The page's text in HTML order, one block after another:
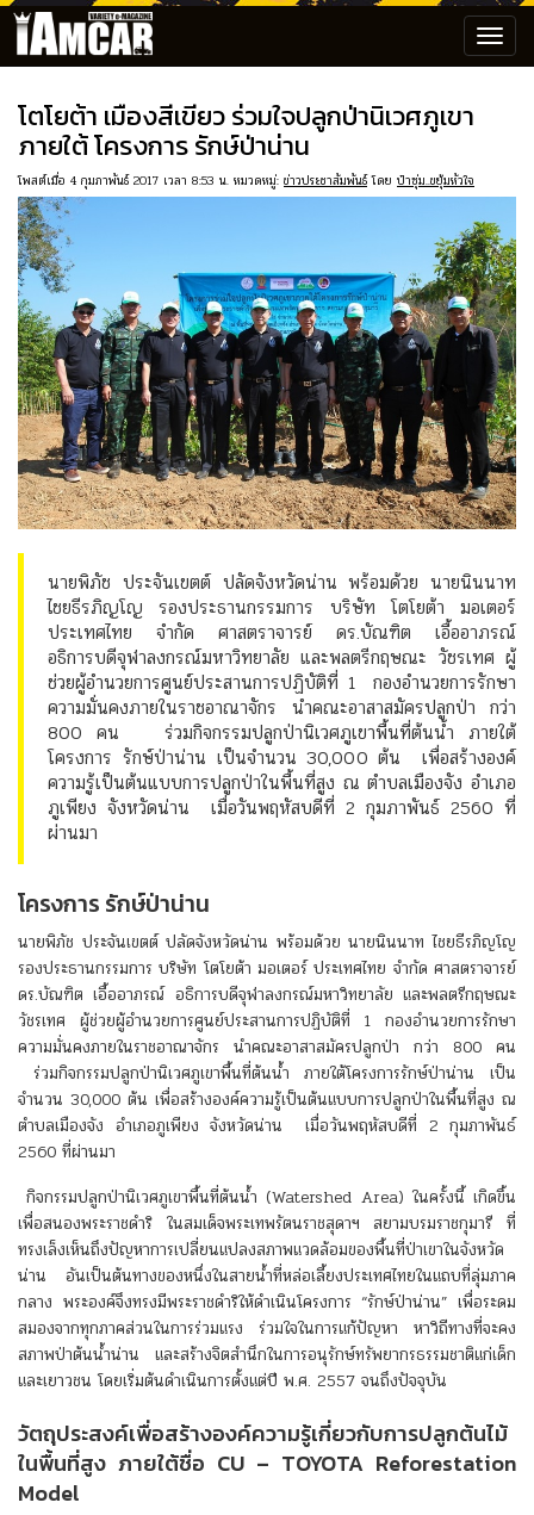
โตโยต้า เมืองสีเขียว ร่วมใจปลูกป่านิเวศภูเขา
ภายใต้ โครงการ รักษ์ป่าน่าน
โพสต์เมื่อ 4 กุมภาพันธ์ 2017 เวลา 8:53 น. หมวดหมู่: ข่าวประชาสัมพันธ์โดย ป๋าซุ่ม..ขยุ้มหัวใจ
นายพิภัช ประจันเขตต์ ปลัดจังหวัดน่าน พร้อมด้วย นายนินนาท
ไชยธีรภิญโญ รองประธานกรรมการ บริษัท โตโยต้า มอเตอร์
ประเทศไทย จำกัด ศาสตราจารย์ ดร.บัณฑิต เอื้ออาภรณ์
อธิการบดีจุฬาลงกรณ์มหาวิทยาลัย และพลตรีกฤษณะ วัชรเทศ ผู้
ช่วยผู้อำนวยการศูนย์ประสานการปฏิบัติที่ 1 กองอำนวยการรักษา
ความมั่นคงภายในราชอาณาจักร นำคณะอาสาสมัครปลูกป่า กว่า
800 คน ร่วมกิจกรรมปลูกป่านิเวศภูเขาพื้นที่ต้นน้ำ ภายใต้
โครงการ รักษ์ป่าน่าน เป็นจำนวน 30,000 ต้น เพื่อสร้างองค์
ความรู้เป็นต้นแบบการปลูกป่าในพื้นที่สูง ณ ตำบลเมืองจัง อำเภอ
ภูเพียง จังหวัดน่าน เมื่อวันพฤหัสบดีที่ 2 กุมภาพันธ์ 2560 ที่
ผ่านมา
โครงการ รักษ์ป่าน่าน
นายพิภัช ประจันเขตต์ ปลัดจังหวัดน่าน พร้อมด้วย นายนินนาท ไชยธีรภิญโญ
รองประธานกรรมการ บริษัท โตโยต้า มอเตอร์ ประเทศไทย จำกัด ศาสตราจารย์
ดร.บัณฑิต เอื้ออาภรณ์ อธิการบดีจุฬาลงกรณ์มหาวิทยาลัย และพลตรีกฤษณะ
วัชรเทศ ผู้ช่วยผู้อำนวยการศูนย์ประสานการปฏิบัติที่ 1 กองอำนวยการรักษา
ความมั่นคงภายในราชอาณาจักร นำคณะอาสาสมัครปลูกป่า กว่า 800 คน
ร่วมกิจกรรมปลูกป่านิเวศภูเขาพื้นที่ต้นน้ำ ภายใต้โครงการรักษ์ป่าน่าน เป็น
จำนวน 30,000 ต้น เพื่อสร้างองค์ความรู้เป็นต้นแบบการปลูกป่าในพื้นที่สูง ณ
ตำบลเมืองจัง อำเภอภูเพียง จังหวัดน่าน เมื่อวันพฤหัสบดีที่ 2 กุมภาพันธ์
2560 ที่ผ่านมา
กิจกรรมปลูกป่านิเวศภูเขาพื้นที่ต้นน้ำ (Watershed Area) ในครั้งนี้ เกิดขึ้น
เพื่อสนองพระราชดำริ ในสมเด็จพระเทพรัตนราชสุดาฯ สยามบรมราชกุมารี ที่
ทรงเล็งเห็นถึงปัญหาการเปลี่ยนแปลงสภาพแวดล้อมของพื้นที่ป่าเขาในจังหวัด
น่าน อันเป็นต้นทางของหนึ่งในสายน้ำที่หล่อเลี้ยงประเทศไทยในแถบที่ลุ่มภาค
กลาง พระองค์จึงทรงมีพระราชดำริให้ดำเนินโครงการ “รักษ์ป่าน่าน” เพื่อระดม
สมองจากทุกภาคส่วนในการร่วมแรง ร่วมใจในการแก้ปัญหา หาวิถีทางที่จะคง
สภาพป่าต้นน้ำน่าน และสร้างจิตสำนึกในการอนุรักษ์ทรัพยากรธรรมชาติแก่เด็ก
และเยาวชน โดยเริ่มต้นดำเนินการตั้งแต่ปี พ.ศ. 2557 จนถึงปัจจุบัน
วัตถุประสงค์เพื่อสร้างองค์ความรู้เกี่ยวกับการปลูกต้นไม้
ในพื้นที่สูง ภายใต้ชื่อ CU – TOYOTA Reforestation
Model